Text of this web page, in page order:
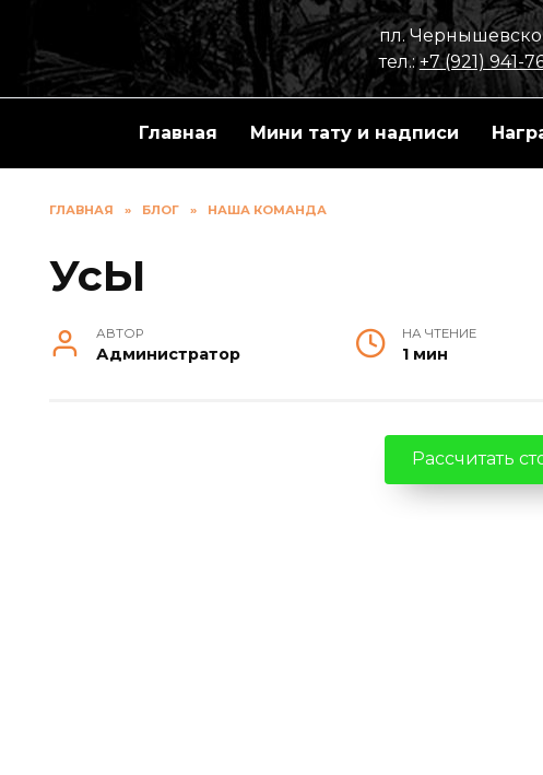
содержанию
пл.
тел.:+7 (921) 941-
Главная Мини тату и надписи
ГЛАВНАЯ » БЛОГ » НАША КОМАНДА
УсЫ
АВТОР
Администратор
НА ЧТЕНИЕ
1 мин
Рассчитать